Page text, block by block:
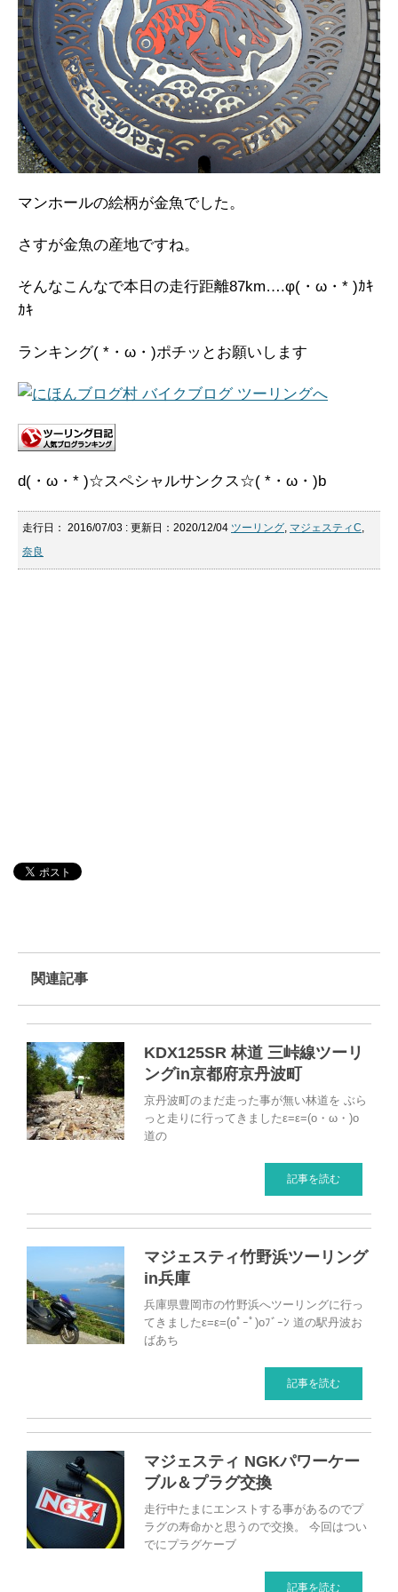
マンホールの絵柄が金魚でした。
さすが金魚の産地ですね。
そんなこんなで本日の走行距離87km….φ(・ω・* )ｶｷ
ｶｷ
ランキング( *・ω・)ポチッとお願いします
d(・ω・* )☆スペシャルサンクス☆( *・ω・)b
走行日： 2016/07/03 : 更新日：2020/12/04 ツーリング, マジェスティC,
奈良
関連記事
KDX125SR 林道 三峠線ツーリ
ングin京都府京丹波町
京丹波町のまだ走った事が無い林道を ぶら
っと走りに行ってきましたε=ε=(o・ω・)o
道の
記事を読む
マジェスティ竹野浜ツーリング
in兵庫
兵庫県豊岡市の竹野浜へツーリングに行っ
てきましたε=ε=(oﾟｰﾟ)oﾌﾞｰﾝ 道の駅丹波お
ばあち
記事を読む
マジェスティ NGKパワーケー
ブル＆プラグ交換
走行中たまにエンストする事があるのでプ
ラグの寿命かと思うので交換。 今回はつい
でにプラグケーブ
記事を読む